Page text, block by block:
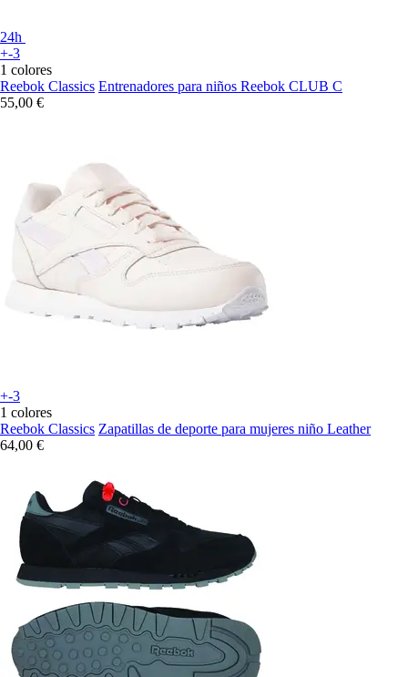
24h
+-3
1 colores
Reebok Classics Entrenadores para niños Reebok CLUB C
55,00 €
+-3
1 colores
Reebok Classics Zapatillas de deporte para mujeres niño Leather
64,00 €